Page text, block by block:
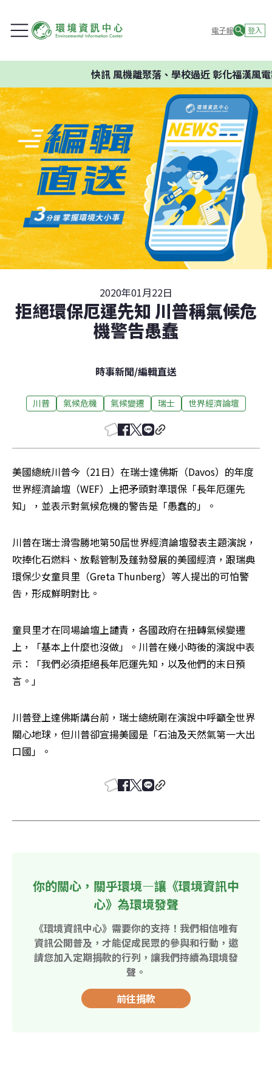
電子報 登入
快訊風機離聚落、學校過近 彰化福漢風電
2020年01月22日
拒絕環保厄運先知 川普稱氣候危
機警告愚蠢
時事新聞/編輯直送
川普 氣候危機 氣候變遷 瑞士 世界經濟論壇
美國總統川普今（21日）在瑞士達佛斯（Davos）的年度
世界經濟論壇（WEF）上把矛頭對準環保「長年厄運先
知」，並表示對氣候危機的警告是「愚蠢的」。
川普在瑞士滑雪勝地第50屆世界經濟論壇發表主題演說，
吹捧化石燃料、放鬆管制及蓬勃發展的美國經濟，跟瑞典
環保少女童貝里（Greta Thunberg）等人提出的可怕警
告，形成鮮明對比。
童貝里才在同場論壇上譴責，各國政府在扭轉氣候變遷
上，「基本上什麼也沒做」。川普在幾小時後的演說中表
示：「我們必須拒絕長年厄運先知，以及他們的末日預
言。」
川普登上達佛斯講台前，瑞士總統剛在演說中呼籲全世界
關心地球，但川普卻宣揚美國是「石油及天然氣第一大出
口國」。
你的關心，關乎環境—讓《環境資訊中
心》為環境發聲
《環境資訊中心》需要你的支持！我們相信唯有
資訊公開普及，才能促成民眾的參與和行動，邀
請您加入定期捐款的行列，讓我們持續為環境發
聲。
前往捐款